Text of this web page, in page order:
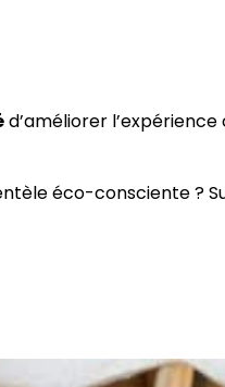
d’améliorer
éco-consciente ?